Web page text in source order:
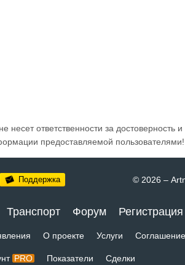
несет ответственности за достоверность и
предоставляемой пользователями!
Поддержка © 2026 –
Транспорт Форум Регистрация
О проекте Услуги Соглашение
PRO Показатели Сделки